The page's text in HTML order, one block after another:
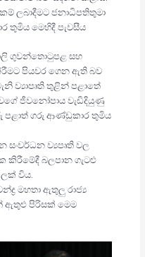
ලබාදීමට ජනාධිපතිතුමා
තුමිය මෙහිදී පැවසීය
ගුවන්තොටුපළ සහ
පියවර ගෙන ඇති බව
ව්‍යාපෘති තුළින් පළාතේ
ජීවනෝපාය වැඩිදියුණු
පළාත් ගරු ආණ්ඩුකාර තුමිය
සංවර්ධන ව්‍යපෘති වල
කිරීමේදී බලපාන ගැටළු
ලක් විය.
මහතා ඇතුලු රාජ්‍ය
ඇතුළු පිරිසක් මෙම